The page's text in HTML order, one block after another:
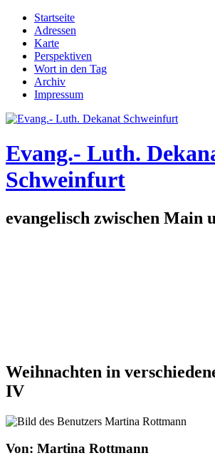
Direkt zum Inhalt
Hauptmenü
Startseite
Adressen
Karte
Perspektiven
Wort in den Tag
Archiv
Impressum
Evang.- Luth.
Schweinfurt
evangelisch zwischen Main
Weihnachten in
IV
Von: Martina Rottmann